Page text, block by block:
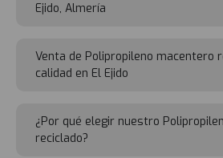
Ejido, Almería
Venta de Polipropileno macentero
calidad en El Ejido
¿Por qué elegir nuestro
reciclado?